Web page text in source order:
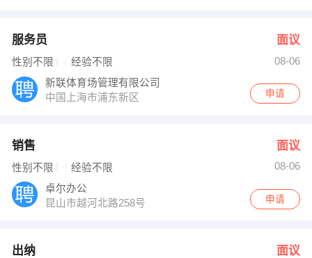
服务员 面议
性别不限 经验不限
08-06
新联体育场管理有限公司
中国上海市浦东新区
申请
销售 面议
性别不限 经验不限
08-06
卓尔办公
昆山市越河北路258号
申请
出纳 面议